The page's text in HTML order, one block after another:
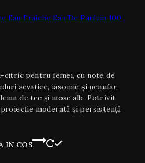
Eau Fraîche Eau De Parfum 100
citric pentru femei, cu note de
acvatice, iasomie și nenufar,
de tec și mosc alb. Potrivit
moderată și persistență
IN COS